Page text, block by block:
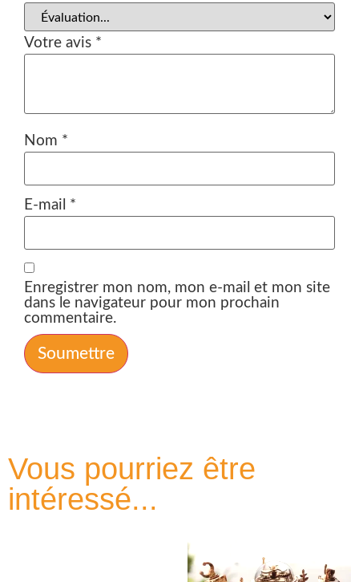
Votre avis *
Nom *
E-mail *
Enregistrer mon nom, mon e-mail et mon site
dans le navigateur pour mon prochain
commentaire.
Vous pourriez être
intéressé...